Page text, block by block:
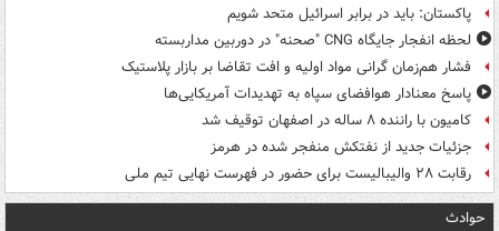
پاکستان: باید در برابر اسرائیل متحد شویم
لحظه انفجار جایگاه CNG "صحنه" در دوربین مداربسته
فشار هم‌زمان گرانی مواد اولیه و افت تقاضا بر بازار پلاستیک
پاسخ معنادار هوافضای سپاه به تهدیدات آمریکایی‌ها
کامیون با راننده ۸ ساله در اصفهان توقیف شد
جزئیات جدید از نفتکش منفجر شده در هرمز
رقابت ۲۸ والیبالیست برای حضور در فهرست نهایی تیم ملی
حوادث